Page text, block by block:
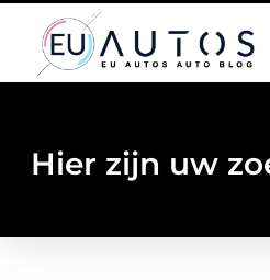
Hier zijn uw